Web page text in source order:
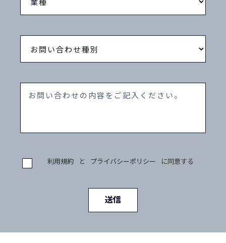
利用規約 と プライバシーポリシー に同意する
送信